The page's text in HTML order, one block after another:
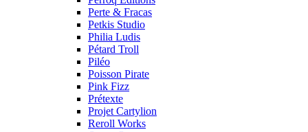
Perte & Fracas
Petkis Studio
Philia Ludis
Pétard Troll
Piléo
Poisson Pirate
Pink Fizz
Prétexte
Projet Cartylion
Reroll Works